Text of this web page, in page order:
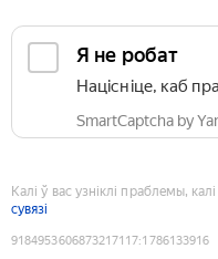
Я не робат
Націсніце, каб
SmartCaptcha by
Калі ў вас узніклі праблемы,
сувязі
9184953606873217117:1786133916